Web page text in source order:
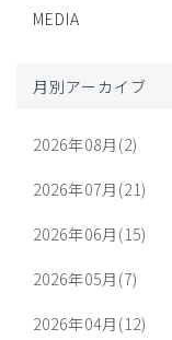
MEDIA
月別アーカイブ
2026年08月(2)
2026年07月(21)
2026年06月(15)
2026年05月(7)
2026年04月(12)